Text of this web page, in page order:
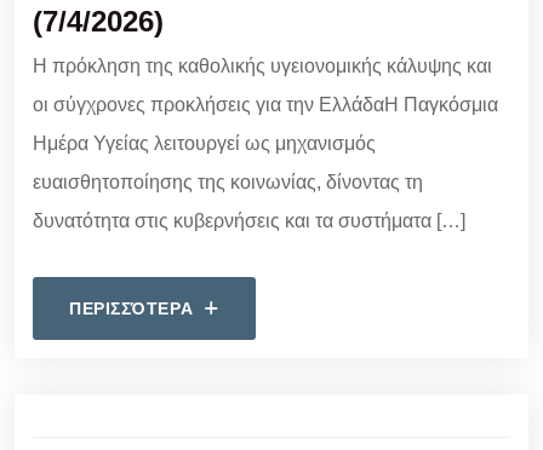
(7/4/2026)
Η πρόκληση της καθολικής υγειονομικής κάλυψης και
οι σύγχρονες προκλήσεις για την ΕλλάδαΗ Παγκόσμια
Ημέρα Υγείας λειτουργεί ως μηχανισμός
ευαισθητοποίησης της κοινωνίας, δίνοντας τη
δυνατότητα στις κυβερνήσεις και τα συστήματα […]
ΠΕΡΙΣΣΌΤΕΡΑ